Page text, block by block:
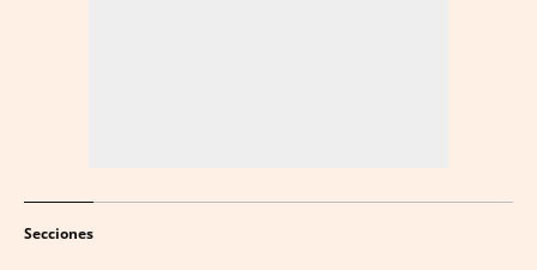
Secciones